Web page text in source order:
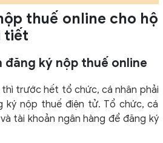
thuế online cho hộ
tiết
đăng ký nộp thuế online
trước hết tổ chức, cá nhân phải
ký nộp thuế điện tử. Tổ chức, cá
tài khoản ngân hàng để đăng ký